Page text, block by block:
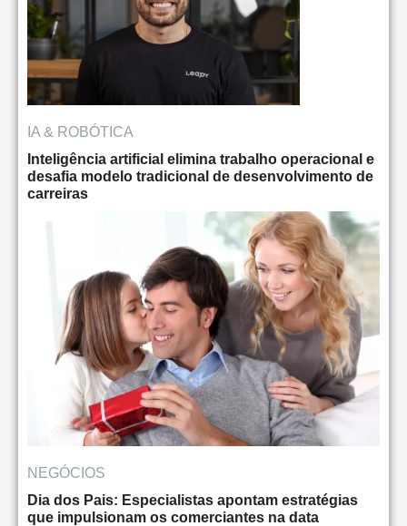
IA & ROBÓTICA
Inteligência artificial elimina trabalho operacional e
desafia modelo tradicional de desenvolvimento de
carreiras
NEGÓCIOS
Dia dos Pais: Especialistas apontam estratégias
que impulsionam os comerciantes na data